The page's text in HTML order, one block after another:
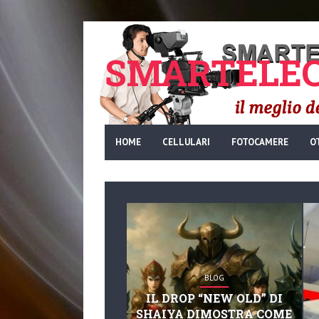
HOME CELLULARI FOTOCAMERE
BLOG
IL DROP “NEW OLD” DI
SHAIYA DIMOSTRA COME